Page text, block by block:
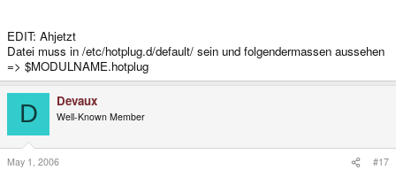
EDIT: Ahjetzt
Datei muss in /etc/hotplug.d/default/ sein und folgendermassen aussehen
=> $MODULNAME.hotplug
D Devaux
Well-Known Member
May 1, 2006 #17